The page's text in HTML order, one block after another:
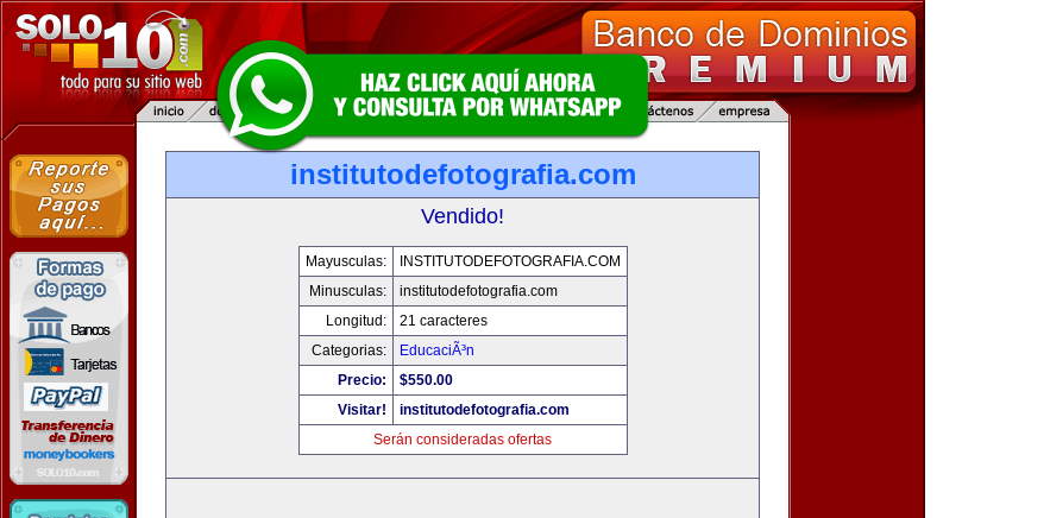
institutodefotografia.com
Vendido!
Mayusculas:
INSTITUTODEFOTOGRAFIA.COM
Minusculas:
institutodefotografia.com
Longitud:
21 caracteres
Categorias:
EducaciÃ³n
Precio:
$550.00
Visitar!
institutodefotografia.com
Serán consideradas ofertas